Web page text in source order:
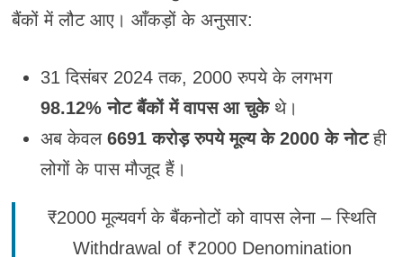
बैंकों में लौट आए। आँकड़ों के अनुसार:
31 दिसंबर 2024 तक, 2000 रुपये के लगभग
98.12% नोट बैंकों में वापस आ चुकेथे।
अब केवल 6691 करोड़ रुपये मूल्य के 2000 के नोटही
लोगों के पास मौजूद हैं।
₹2000 मूल्यवर्ग के बैंकनोटों को वापस लेना – स्थिति
Withdrawal of ₹2000 Denomination